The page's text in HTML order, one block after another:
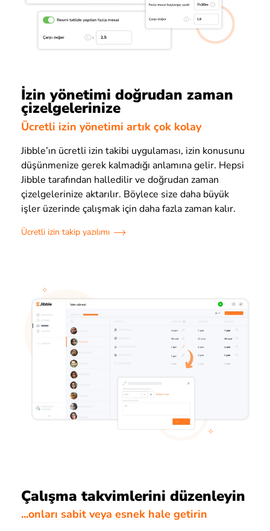
İzin yönetimi doğrudan zaman
çizelgelerinize
Ücretli izin yönetimi artık çok kolay
Jibble’ın ücretli izin takibi uygulaması, izin konusunu
düşünmenize gerek kalmadığı anlamına gelir. Hepsi
Jibble tarafından halledilir ve doğrudan zaman
çizelgelerinize aktarılır. Böylece size daha büyük
işler üzerinde çalışmak için daha fazla zaman kalır.
Ücretli izin takip yazılımı
Çalışma takvimlerini düzenleyin
...onları sabit veya esnek hale getirin